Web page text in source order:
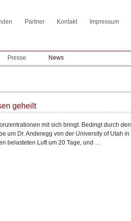
Partner Kontakt Impressum
Presse News
geheilt
mit sich bringt. Bedingt durch den
um Dr. Anderegg von der University of Utah in
belasteten Luft um 20 Tage, und …